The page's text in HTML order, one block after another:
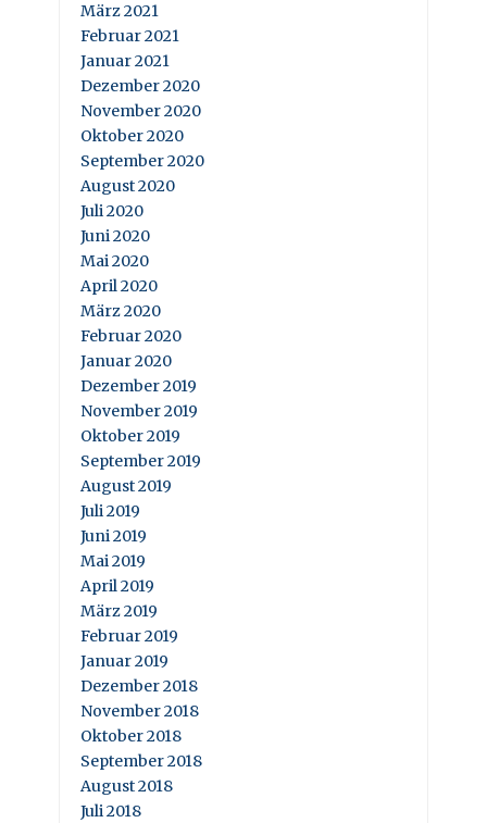
März 2021
Februar 2021
Januar 2021
Dezember 2020
November 2020
Oktober 2020
September 2020
August 2020
Juli 2020
Juni 2020
Mai 2020
April 2020
März 2020
Februar 2020
Januar 2020
Dezember 2019
November 2019
Oktober 2019
September 2019
August 2019
Juli 2019
Juni 2019
Mai 2019
April 2019
März 2019
Februar 2019
Januar 2019
Dezember 2018
November 2018
Oktober 2018
September 2018
August 2018
Juli 2018